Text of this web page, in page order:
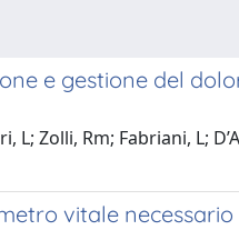
e gestione del
Zolli, Rm; Fabriani, L;
vitale necessario